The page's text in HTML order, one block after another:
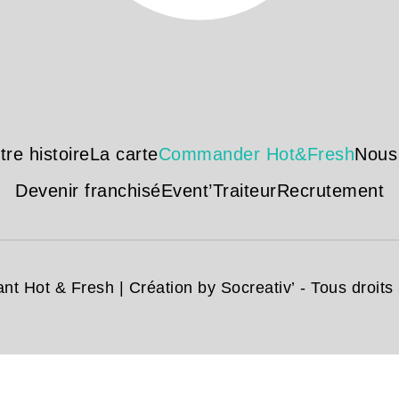
histoireLa carteCommander Hot&Fresh
Devenir franchiséEvent’TraiteurRecrutement
Hot & Fresh | Création by Socreativ’ - Tous droits